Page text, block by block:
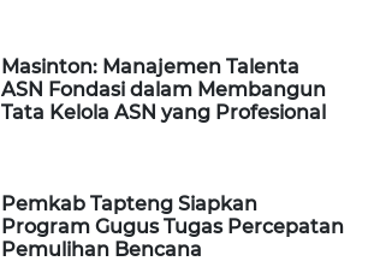
Masinton: Manajemen Talenta
ASN Fondasi dalam Membangun
Tata Kelola ASN yang Profesional
Pemkab Tapteng Siapkan
Program Gugus Tugas Percepatan
Pemulihan Bencana